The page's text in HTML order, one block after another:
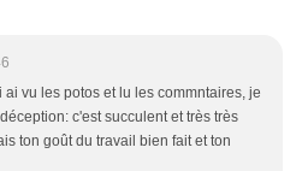
ai vu les potos et lu les commntaires, je
c'est succulent et très très
ton goût du travail bien fait et ton